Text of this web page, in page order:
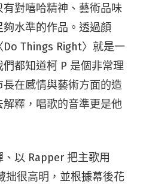
對嘻哈精神、藝術品味
水準的作品。透過顏
Things Right〉就是一
都知道柯 P 是個非常理
在感情與藝術方面的造
釋，唱歌的音準更是他
以 Rapper 把主歌用
拙很高明，並根據幕後花